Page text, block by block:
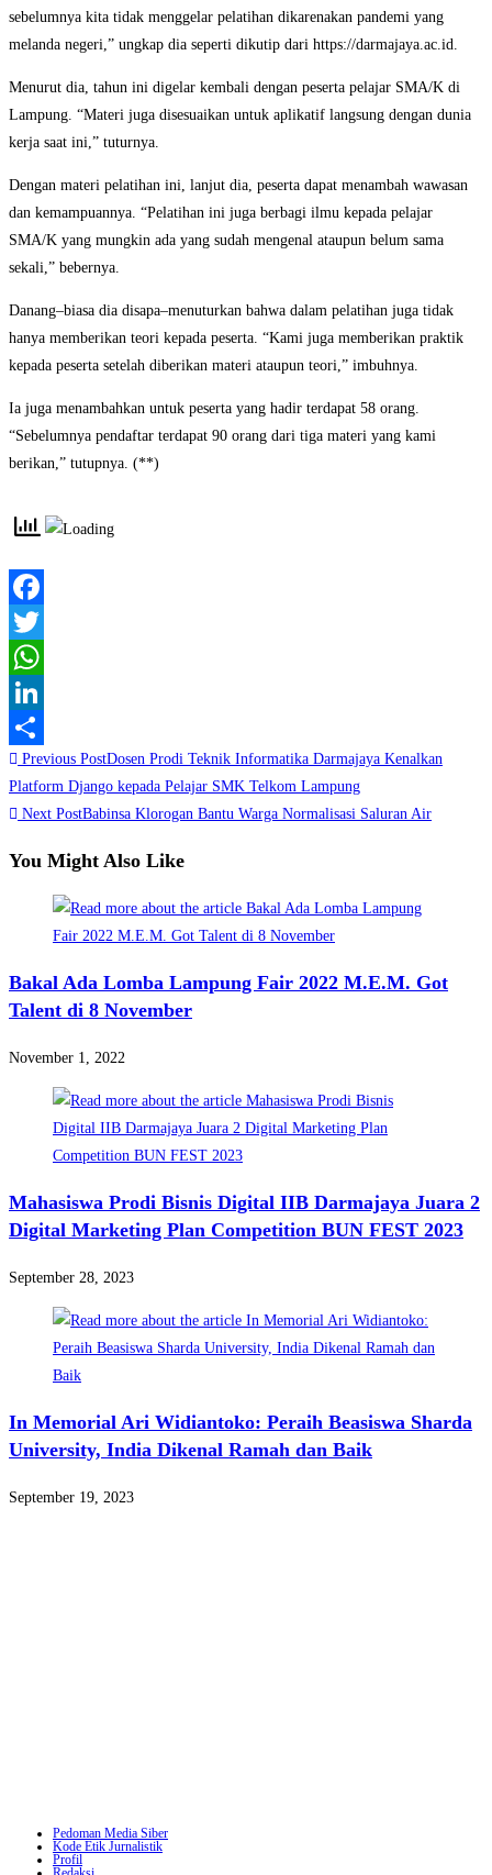
sebelumnya kita tidak menggelar pelatihan dikarenakan pandemi yang
melanda negeri,” ungkap dia seperti dikutip dari https://darmajaya.ac.id.
Menurut dia, tahun ini digelar kembali dengan peserta pelajar SMA/K di
Lampung. “Materi juga disesuaikan untuk aplikatif langsung dengan dunia
kerja saat ini,” tuturnya.
Dengan materi pelatihan ini, lanjut dia, peserta dapat menambah wawasan
dan kemampuannya. “Pelatihan ini juga berbagi ilmu kepada pelajar
SMA/K yang mungkin ada yang sudah mengenal ataupun belum sama
sekali,” bebernya.
Danang–biasa dia disapa–menuturkan bahwa dalam pelatihan juga tidak
hanya memberikan teori kepada peserta. “Kami juga memberikan praktik
kepada peserta setelah diberikan materi ataupun teori,” imbuhnya.
Ia juga menambahkan untuk peserta yang hadir terdapat 58 orang.
“Sebelumnya pendaftar terdapat 90 orang dari tiga materi yang kami
berikan,” tutupnya. (**)
Facebook
Twitter
WhatsApp
LinkedIn
Share
Read
more
articles
Previous PostDosen Prodi Teknik Informatika Darmajaya Kenalkan
Platform Django kepada Pelajar SMK Telkom Lampung
Next PostBabinsa Klorogan Bantu Warga Normalisasi Saluran Air
You Might Also Like
Bakal Ada Lomba Lampung Fair 2022 M.E.M. Got
Talent di 8 November
November 1, 2022
Mahasiswa Prodi Bisnis Digital IIB Darmajaya Juara 2
Digital Marketing Plan Competition BUN FEST 2023
September 28, 2023
In Memorial Ari Widiantoko: Peraih Beasiswa Sharda
University, India Dikenal Ramah dan Baik
September 19, 2023
Pedoman Media Siber
Kode Etik Jurnalistik
Profil